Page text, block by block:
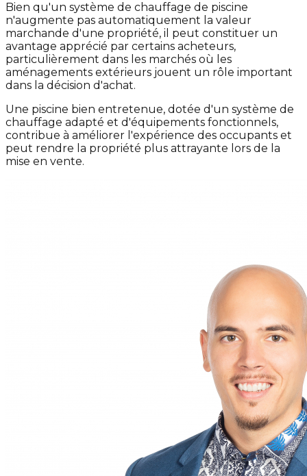
Bien qu'un système de chauffage de piscine
n'augmente pas automatiquement la valeur
marchande d'une propriété, il peut constituer un
avantage apprécié par certains acheteurs,
particulièrement dans les marchés où les
aménagements extérieurs jouent un rôle important
dans la décision d'achat.
Une piscine bien entretenue, dotée d'un système de
chauffage adapté et d'équipements fonctionnels,
contribue à améliorer l'expérience des occupants et
peut rendre la propriété plus attrayante lors de la
mise en vente.